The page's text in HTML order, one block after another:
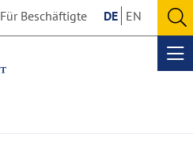
Für Beschäftigte DE EN